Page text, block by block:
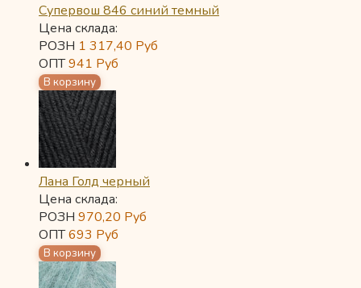
Супервош 846 синий темный
Цена склада:
РОЗН 1 317,40 Руб
ОПТ941 Руб
Лана Голд черный
Цена склада:
РОЗН 970,20 Руб
ОПТ693 Руб